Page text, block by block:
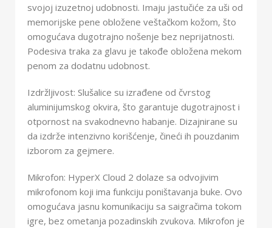
svojoj izuzetnoj udobnosti. Imaju jastučiće za uši od
memorijske pene obložene veštačkom kožom, što
omogućava dugotrajno nošenje bez neprijatnosti.
Podesiva traka za glavu je takođe obložena mekom
penom za dodatnu udobnost.
Izdržljivost: Slušalice su izrađene od čvrstog
aluminijumskog okvira, što garantuje dugotrajnost i
otpornost na svakodnevno habanje. Dizajnirane su
da izdrže intenzivno korišćenje, čineći ih pouzdanim
izborom za gejmere.
Mikrofon: HyperX Cloud 2 dolaze sa odvojivim
mikrofonom koji ima funkciju poništavanja buke. Ovo
omogućava jasnu komunikaciju sa saigračima tokom
igre, bez ometanja pozadinskih zvukova. Mikrofon je